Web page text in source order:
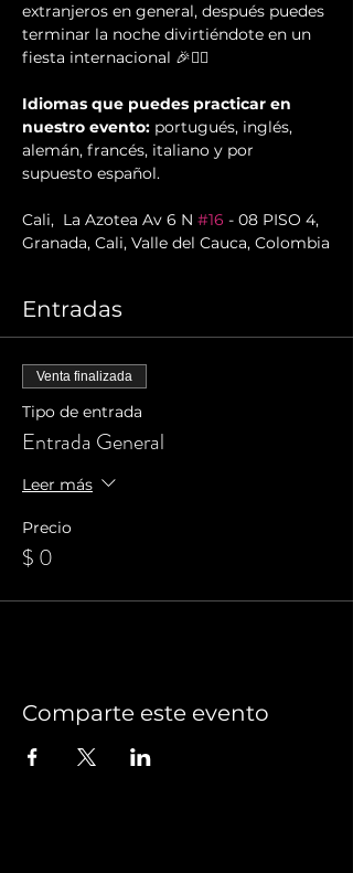
extranjeros en general, después puedes
terminar la noche divirtiéndote en un
fiesta internacional 🎉✌🏻️
Idiomas que puedes practicar en
nuestro evento: portugués, inglés,
alemán, francés, italiano y por
supuesto español.
Cali,  La Azotea Av 6 N #16 - 08 PISO 4,
Granada, Cali, Valle del Cauca, Colombia
Entradas
Venta finalizada
Tipo de entrada
Entrada General
Leer más
Precio
$ 0
Comparte este evento